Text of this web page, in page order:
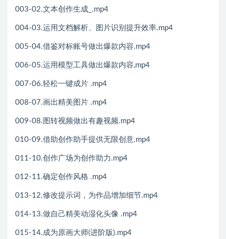
003-02.文本创作生成_.mp4
004-03.运用文档解析、图片识别提升效率.mp4
005-04.借鉴对标账号做出爆款内容.mp4
006-05.运用模型工具做出爆款内容,mp4
007-06.轻松一键成片 .mp4
008-07.画出精美图片 .mp4
009-08.图转视频做出有趣视频.mp4
010-09.借助创作助手提供无限创意.mp4
011-10.创作广场为创作助力.mp4
012-11.确定创作风格 .mp4
013-12.修改提示词，为作品增加细节.mp4
014-13.做自己精美动湿化头像 .mp4
015-14.成为原画大师(进阶版).mp4